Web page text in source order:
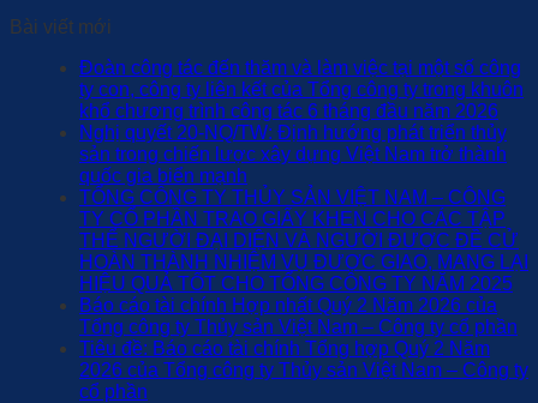
Bài viết mới
Đoàn công tác đến thăm và làm việc tại một số công
ty con, công ty liên kết của Tổng công ty trong khuôn
khổ chương trình công tác 6 tháng đầu năm 2026
Nghị quyết 20-NQ/TW: Định hướng phát triển thủy
sản trong chiến lược xây dựng Việt Nam trở thành
quốc gia biển mạnh
TỔNG CÔNG TY THỦY SẢN VIỆT NAM – CÔNG
TY CỔ PHẦN TRAO GIẤY KHEN CHO CÁC TẬP
THỂ NGƯỜI ĐẠI DIỆN VÀ NGƯỜI ĐƯỢC ĐỀ CỬ
HOÀN THÀNH NHIỆM VỤ ĐƯỢC GIAO, MANG LẠI
HIỆU QUẢ TỐT CHO TỔNG CÔNG TY NĂM 2025
Báo cáo tài chính Hợp nhất Quý 2 Năm 2026 của
Tổng công ty Thủy sản Việt Nam – Công ty cổ phần
Tiêu đề: Báo cáo tài chính Tổng hợp Quý 2 Năm
2026 của Tổng công ty Thủy sản Việt Nam – Công ty
cổ phần